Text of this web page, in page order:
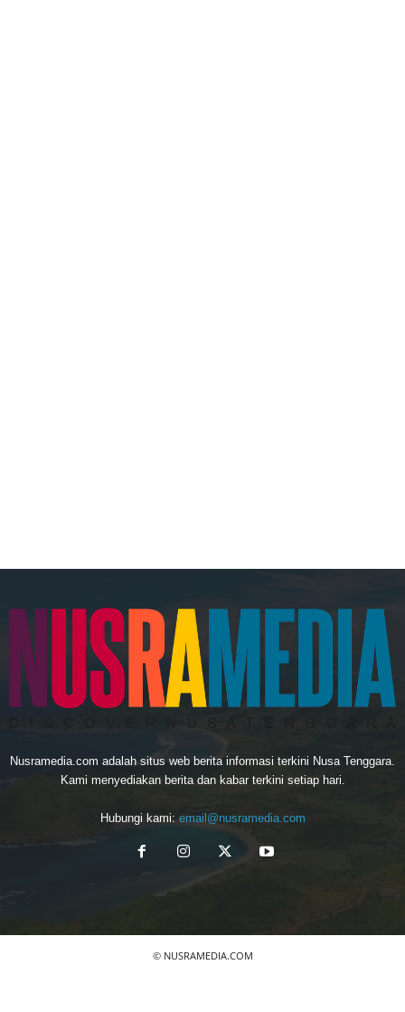
Nusramedia.com adalah situs web berita informasi terkini Nusa Tenggara.
Kami menyediakan berita dan kabar terkini setiap hari.
Hubungi kami: email@nusramedia.com
© NUSRAMEDIA.COM